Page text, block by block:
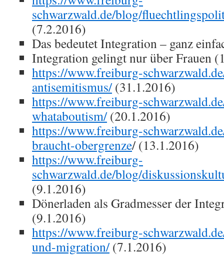
schwarzwald.de/blog/
(7.2.2016)
Das bedeutet Integration – ganz
Integration gelingt nur über Frauen
https://www.freiburg-
antisemitismus/(31.1.2016)
https://www.freiburg-
whataboutism/(20.1.2016)
https://www.freiburg-
braucht-obergrenze/ (13.1.2016)
https://www.freiburg-
schwarzwald.de/blog/
(9.1.2016)
Dönerladen als Gradmesser der
(9.1.2016)
https://www.freiburg-
und-migration/(7.1.2016)